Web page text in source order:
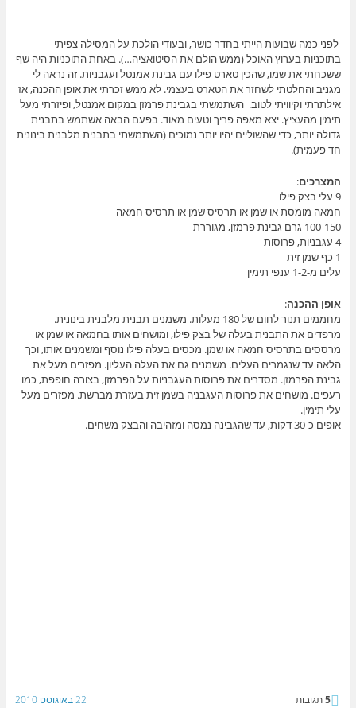
לפני כמה שבועות הייתי בחדר כושר, ובעודי הולכת על המסילה צפיתי
בתוכניות בערוץ האוכל (ממש הולם את הסיטואציה…). באחת התוכניות היה שף
ששכחתי את שמו, שהכין טארט פילו עם גבינת אמנטל ועגבניות. זה נראה לי
מגניב והחלטתי לשחזר את הטארט בעצמי. לא ממש זכרתי את אופן ההכנה, אז
אילתרתי וקיוויתי לטוב. השתמשתי בגבינת פרמזן במקום אמנטל, ופיזרתי מעל
תימין מהעציץ. יצא מאפה פריך וטעים מאוד. בפעם הבאה אשתמש בתבנית
גדולה יותר, כדי שהשוליים יהיו יותר נמוכים (השתמשתי בתבנית מלבנית בינונית
חד פעמית).
המצרכים:
9 עלי בצק פילו
חמאה מומסת או שמן או תרסיס שמן או תרסיס חמאה
100-150 גרם גבינת פרמזן, מגוררת
4 עגבניות, פרוסות
1 כף שמן זית
עלים מ-1-2 ענפי תימין
אופן ההכנה:
מחממים תנור לחום של 180 מעלות. משמנים תבנית מלבנית בינונית.
מרפדים את התבנית בעלה של בצק פילו, ומושחים אותו בחמאה או שמן או
מרססים בתרסיס חמאה או שמן. מכסים בעלה פילו נוסף ומשמנים אותו, וכך
הלאה עד שנגמרים העלים. משמנים גם את העלה העליון. מפזרים מעל את
גבינת הפרמזן. מסדרים את פרוסות העגבניות על הפרמזן, בצורה חופפת, כמו
רעפים. מושחים את פרוסות העגבניה בשמן זית בעזרת מברשת. מפזרים מעל
עלי תימין.
אופים כ-30 דקות, עד שהגבינה נמסה ומזהיבה והבצק משחים.
22 באוגוסט 2010 5תגובות